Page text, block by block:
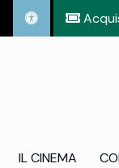
IL CINEMA